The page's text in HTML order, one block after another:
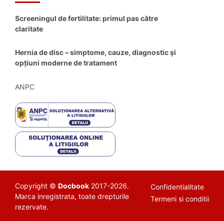
Screeningul de fertilitate: primul pas către
claritate
Hernia de disc – simptome, cauze, diagnostic și
opțiuni moderne de tratament
ANPC
Copyright © Docbook 2017-2026.
Marca inregistrata, toate drepturile
rezervate.
Confidentialitate
Termeni si conditii